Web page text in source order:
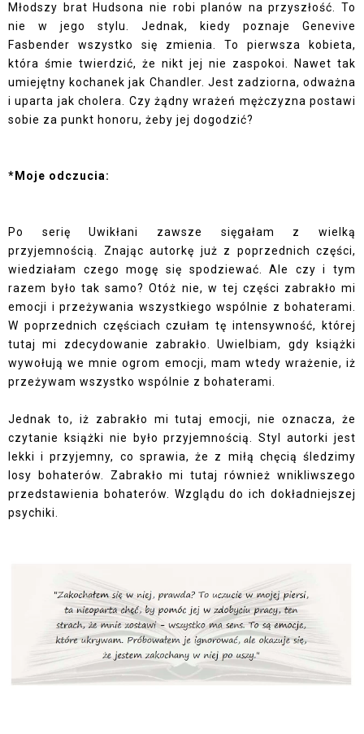
Młodszy brat Hudsona nie robi planów na przyszłość. To
nie w jego stylu. Jednak, kiedy poznaje Genevive
Fasbender wszystko się zmienia. To pierwsza kobieta,
która śmie twierdzić, że nikt jej nie zaspokoi. Nawet tak
umiejętny kochanek jak Chandler. Jest zadziorna, odważna
i uparta jak cholera. Czy żądny wrażeń mężczyzna postawi
sobie za punkt honoru, żeby jej dogodzić?
*Moje odczucia:
Po serię Uwikłani zawsze sięgałam z wielką
przyjemnością. Znając autorkę już z poprzednich części,
wiedziałam czego mogę się spodziewać. Ale czy i tym
razem było tak samo? Otóż nie, w tej części zabrakło mi
emocji i przeżywania wszystkiego wspólnie z bohaterami.
W poprzednich częściach czułam tę intensywność, której
tutaj mi zdecydowanie zabrakło. Uwielbiam, gdy książki
wywołują we mnie ogrom emocji, mam wtedy wrażenie, iż
przeżywam wszystko wspólnie z bohaterami.
Jednak to, iż zabrakło mi tutaj emocji, nie oznacza, że
czytanie książki nie było przyjemnością. Styl autorki jest
lekki i przyjemny, co sprawia, że z miłą chęcią śledzimy
losy bohaterów. Zabrakło mi tutaj również wnikliwszego
przedstawienia bohaterów. Wzglądu do ich dokładniejszej
psychiki.